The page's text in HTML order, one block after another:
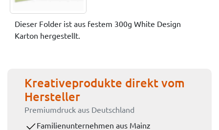
Dieser Folder ist aus festem 300g White Design
Karton hergestellt.
Kreativeprodukte direkt vom
Hersteller
Premiumdruck aus Deutschland
Familienunternehmen aus Mainz